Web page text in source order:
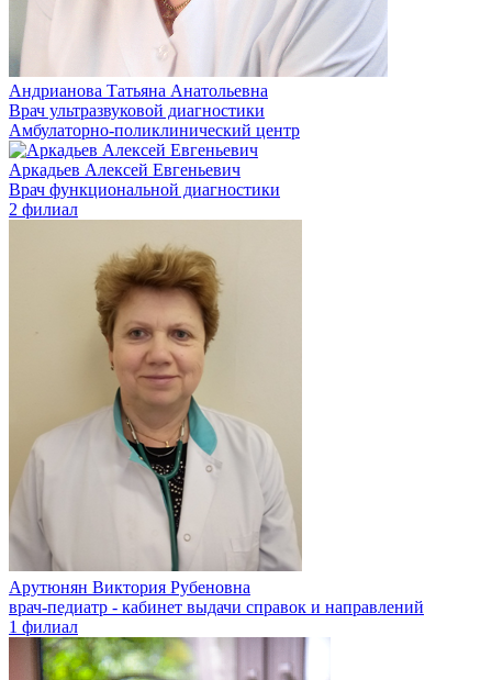
Андрианова Татьяна Анатольевна
Врач ультразвуковой диагностики
Амбулаторно-поликлинический центр
Аркадьев Алексей Евгеньевич
Врач функциональной диагностики
2 филиал
Арутюнян Виктория Рубеновна
врач-педиатр - кабинет выдачи справок и направлений
1 филиал